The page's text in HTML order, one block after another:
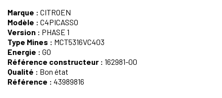
Marque : CITROEN
Modèle : C4PICASSO
Version : PHASE 1
Type Mines : MCT5316VC403
Energie : GO
Référence constructeur : 162981-00
Qualité : Bon état
Référence : 43989816